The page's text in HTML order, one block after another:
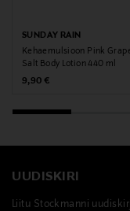
SUNDAY RAIN
Kehaemulsioon Pink
Salt Body Lotion 440 ml
Original Price
9,90 €
UUDISKIRI
Liitu Stockmanni